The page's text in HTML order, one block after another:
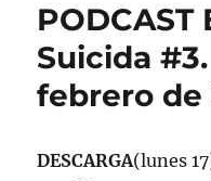
PODCAST
Suicida
febrero de
DESCARGA(lunes